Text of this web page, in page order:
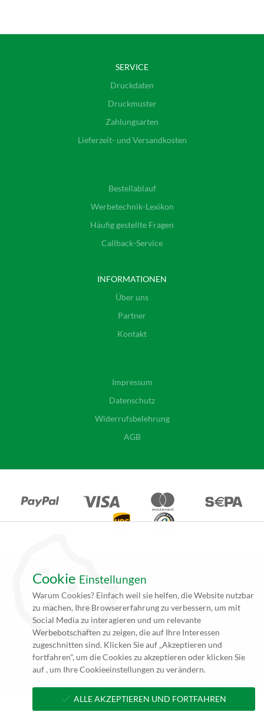
SERVICE
Druckdaten
Druckmuster
Zahlungsarten
Lieferzeit- und Versandkosten
Bestellablauf
Werbetechnik-Lexikon
Häufig gestellte Fragen
Callback-Service
INFORMATIONEN
Über uns
Partner
Kontakt
Impressum
Datenschutz
Widerrufsbelehrung
AGB
*Alle Angebote auf unseren Seiten gelten ausschließlich für
Gewerbetreibende. Alle Preisangaben auf unseren Seiten verstehen
sich daher (rein netto, zzgl. 19% MwSt.) und Versandkosten. Falls
nicht angegeben beträgt die Lieferzeit innerhalb Deutschlands ca. 4
bis 5 Werktage (5 bis 10 Werktage per Spedition) nach
Zahlungseingang und Erhalt der druckfertigen Daten.
**zzgl. Versandkosten
Cookie Einstellungen
Warum Cookies? Einfach weil sie helfen, die Website nutzbar
zu machen, Ihre Browsererfahrung zu verbessern, um mit
Social Media zu interagieren und um relevante
Werbebotschaften zu zeigen, die auf Ihre Interessen
zugeschnitten sind. Klicken Sie auf „Akzeptieren und
fortfahren", um die Cookies zu akzeptieren oder klicken Sie
auf , um Ihre Cookieeinstellungen zu verändern.
ALLE AKZEPTIEREN UND FORTFAHREN